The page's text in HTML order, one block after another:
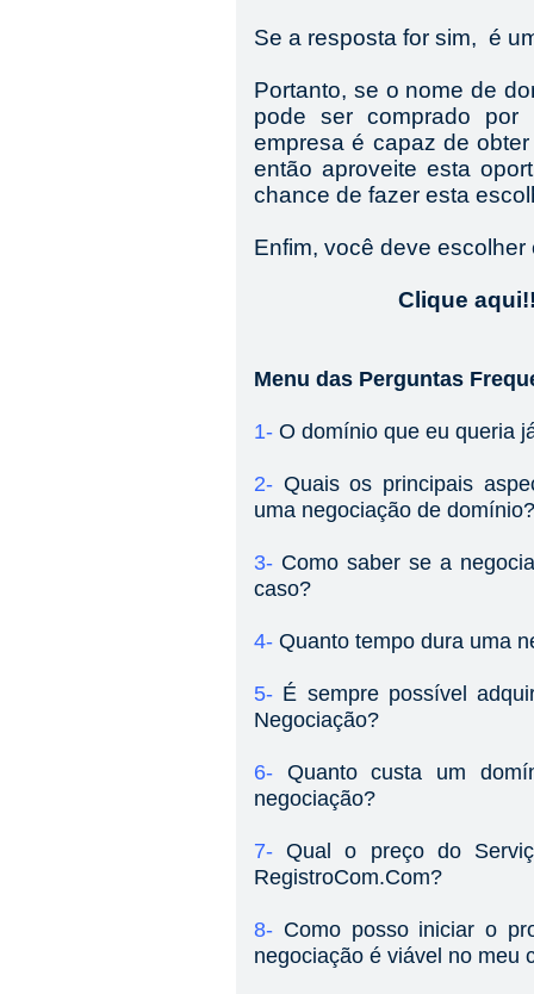
Se a resposta for sim, é
Portanto, se o nome de
pode ser comprado
empresa é capaz de
então aproveite esta
chance de fazer esta
Enfim, você deve
Clique
Menu das Perguntas
1- O domínio que eu queria
2- Quais os principais
uma negociação de domínio?
3- Como saber se a
caso?
4- Quanto tempo dura uma
5- É sempre possível
Negociação?
6- Quanto custa um
negociação?
7-Qual o preço do
RegistroCom.Com?
8- Como posso iniciar o
negociação é viável no meu